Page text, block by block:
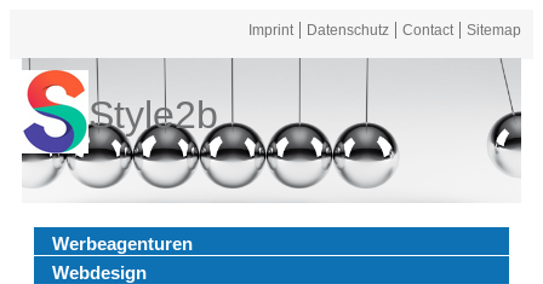
Imprint Datenschutz Contact Sitemap
Style2b
Werbeagenturen
Webdesign